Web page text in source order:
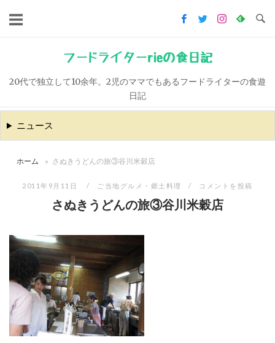
キ
ッ
フードライターrieの食日記
20代で独立して10余年。2児のママでもあるフードライターの食遊
日記
ニュース
ホーム » さぬきうどんの旅③谷川米穀店
2011年9月11日 ご当地グルメ・郷土料理 コメントを投稿
さぬきうどんの旅③谷川米穀店